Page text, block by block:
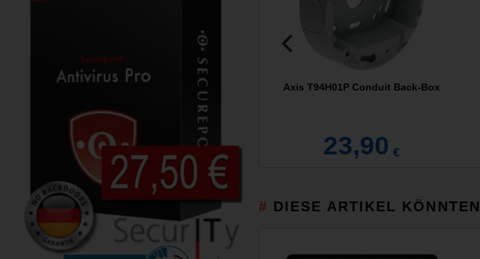
Axis T94H01P Conduit Back-Box
23,90 €
DIESE ARTIKEL